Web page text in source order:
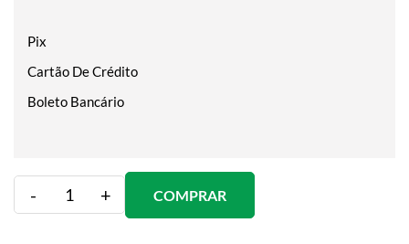
Pix
Cartão De Crédito
Boleto Bancário
- + COMPRAR